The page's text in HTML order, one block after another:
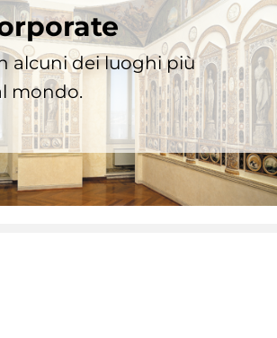
alcuni dei luoghi più
mondo.